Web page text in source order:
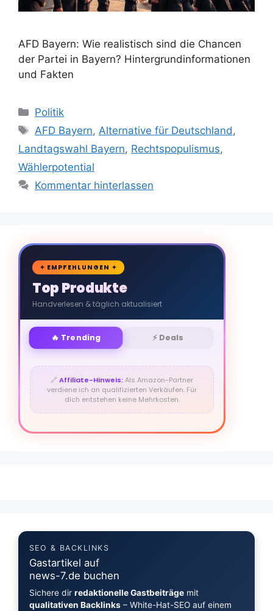
AFD Bayern: Wie realistisch sind die Chancen
der Partei in Bayern? Hintergrundinformationen
und Fakten
Kategorien
Politik
Schlagwörter
AFD Bayern,Alternative für Deutschland,
Landtagswahl Bayern, Rechtspopulismus,
Wählerpotential
Kommentar hinterlassen
🛒
✦ EMPFEHLUNGEN ✦
Top Produkte
Handverlesen & täglich aktualisiert
🔥 Trending ⚡ Deals
🔗Affiliate-Hinweis:Als Amazon-Partner
verdiene ich an qualifizierten Verkäufen. Für
dich entstehen keine Mehrkosten.
SEO & BACKLINKS
Gastartikel auf
news-7.de buchen
Sichere dir redaktionelle Gastbeiträgemit
qualitativen Backlinks– White-Hat-SEO auf einem